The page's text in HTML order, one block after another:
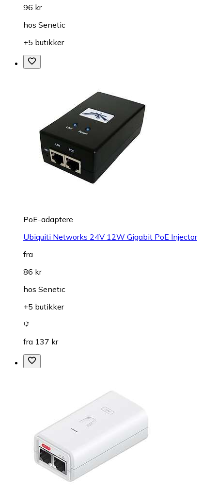
96 kr
hos Senetic
+5 butikker
PoE-adaptere
Ubiquiti Networks 24V 12W Gigabit PoE Injector
fra
86 kr
hos Senetic
+5 butikker
fra 137 kr